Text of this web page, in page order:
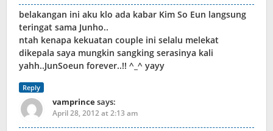
belakangan ini aku klo ada kabar Kim So Eun langsung
teringat sama Junho..
ntah kenapa kekuatan couple ini selalu melekat
dikepala saya mungkin sangking serasinya kali
yahh..JunSoeun forever..!! ^_^ yayy
Reply
vamprincesays:
April 28, 2012 at 2:13 am